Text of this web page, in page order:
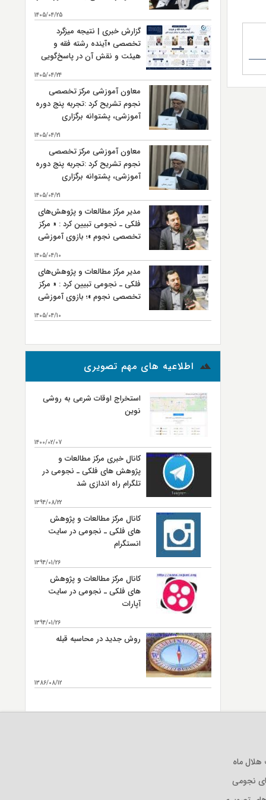
1405/04/25
گزارش خبری | نتیجه میزگرد
تخصصی «آینده رشته فقه و
هیئت و نقش آن در پاسخ‌گویی
1405/04/24
معاون آموزشی مرکز تخصصی
نجوم تشریح کرد :تجربه پنج دوره
آموزشی، پشتوانه برگزاری
است
1405/04/21
معاون آموزشی مرکز تخصصی
نجوم تشریح کرد :تجربه پنج دوره
آموزشی، پشتوانه برگزاری
است
1405/04/21
مدیر مرکز مطالعات و پژوهش‌های
فلکی ـ نجومی تبیین کرد : « مرکز
تخصصی نجوم »؛ بازوی آموزشی
مطالعات و پژوهش‌های فلکی ـ
نجومی
1405/04/10
مدیر مرکز مطالعات و پژوهش‌های
فلکی ـ نجومی تبیین کرد : « مرکز
تخصصی نجوم »؛ بازوی آموزشی
مطالعات و پژوهش‌های فلکی ـ
1405/04/10
اطلاعیه های مهم تصویری
استخراج اوقات شرعی به روشی
نوین
1400/02/07
کانال خبری مرکز مطالعات و
پژوهش های فلکی ـ نجومی در
تلگرام راه اندازی شد
1394/08/22
کانال مرکز مطالعات و پژوهش
های فلکی ـ نجومی در سایت
انستگرام
1394/01/26
کانال مرکز مطالعات و پژوهش
های فلکی ـ نجومی در سایت
آپارات
1394/01/26
روش جدید در محاسبه قبله
1386/08/12
ماه
نجومی